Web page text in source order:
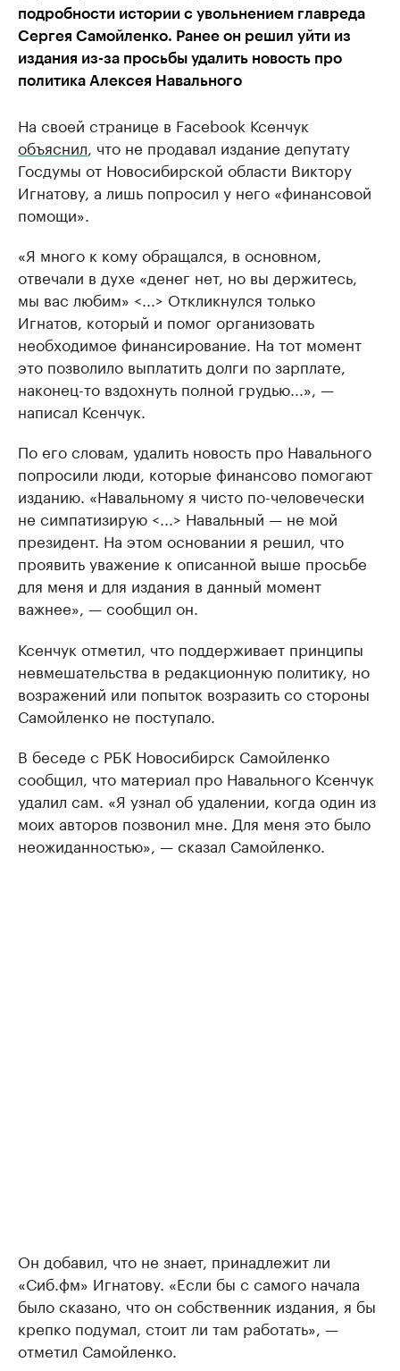
подробности истории с увольнением главреда
Сергея Самойленко. Ранее он решил уйти из
издания из-за просьбы удалить новость про
политика Алексея Навального
На своей странице в Facebook Ксенчук
объяснил , что не продавал издание депутату
Госдумы от Новосибирской области Виктору
Игнатову, а лишь попросил у него «финансовой
помощи».
«Я много к кому обращался, в основном,
отвечали в духе «денег нет, но вы держитесь,
мы вас любим» <...> Откликнулся только
Игнатов, который и помог организовать
необходимое финансирование. На тот момент
это позволило выплатить долги по зарплате,
наконец-то вздохнуть полной грудью...», —
написал Ксенчук.
По его словам, удалить новость про Навального
попросили люди, которые финансово помогают
изданию. «Навальному я чисто по-человечески
не симпатизирую <...> Навальный — не мой
президент. На этом основании я решил, что
проявить уважение к описанной выше просьбе
для меня и для издания в данный момент
важнее», — сообщил он.
Ксенчук отметил, что поддерживает принципы
невмешательства в редакционную политику, но
возражений или попыток возразить со стороны
Самойленко не поступало.
В беседе с РБК Новосибирск Самойленко
сообщил, что материал про Навального Ксенчук
удалил сам. «Я узнал об удалении, когда один из
моих авторов позвонил мне. Для меня это было
неожиданностью», — сказал Самойленко.
Он добавил, что не знает, принадлежит ли
«Сиб.фм» Игнатову. «Если бы с самого начала
было сказано, что он собственник издания, я бы
крепко подумал, стоит ли там работать», —
отметил Самойленко.